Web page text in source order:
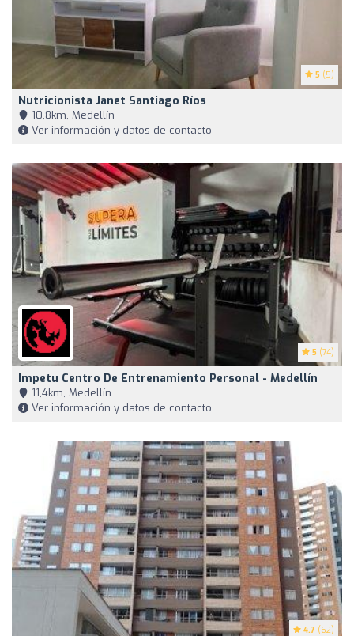
5 (5)
Nutricionista Janet Santiago Ríos
10,8km, Medellín
Ver información y datos de contacto
5 (74)
Impetu Centro De Entrenamiento Personal - Medellín
11,4km, Medellín
Ver información y datos de contacto
4.7 (62)